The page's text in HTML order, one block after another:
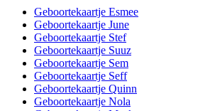
Geboortekaartje Esmee
Geboortekaartje June
Geboortekaartje Stef
Geboortekaartje Suuz
Geboortekaartje Sem
Geboortekaartje Seff
Geboortekaartje Quinn
Geboortekaartje Nola